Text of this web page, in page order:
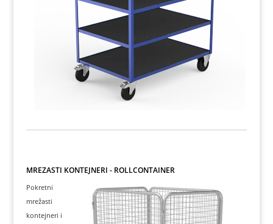
MREŽASTI KONTEJNERI - ROLLCONTAINER
Pokretni
mrežasti
kontejneri i